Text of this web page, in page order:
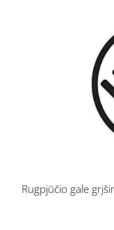
Rugpjūčio gale